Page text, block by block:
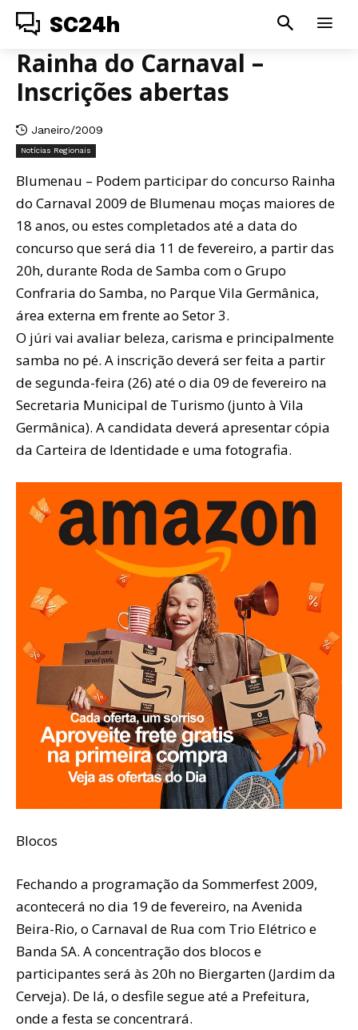
SC24h
Rainha do Carnaval –
Inscrições abertas
Janeiro/2009
Notícias Regionais
Blumenau – Podem participar do concurso Rainha
do Carnaval 2009 de Blumenau moças maiores de
18 anos, ou estes completados até a data do
concurso que será dia 11 de fevereiro, a partir das
20h, durante Roda de Samba com o Grupo
Confraria do Samba, no Parque Vila Germânica,
área externa em frente ao Setor 3.
O júri vai avaliar beleza, carisma e principalmente
samba no pé. A inscrição deverá ser feita a partir
de segunda-feira (26) até o dia 09 de fevereiro na
Secretaria Municipal de Turismo (junto à Vila
Germânica). A candidata deverá apresentar cópia
da Carteira de Identidade e uma fotografia.
Blocos
Fechando a programação da Sommerfest 2009,
acontecerá no dia 19 de fevereiro, na Avenida
Beira-Rio, o Carnaval de Rua com Trio Elétrico e
Banda SA. A concentração dos blocos e
participantes será às 20h no Biergarten (Jardim da
Cerveja). De lá, o desfile segue até a Prefeitura,
onde a festa se concentrará.